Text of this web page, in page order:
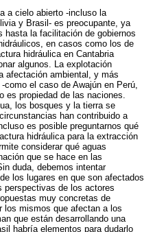
a cielo abierto -incluso la
y Brasil- es preocupante, ya
la facilitación de gobiernos
en casos como los de
hidráulica en Cantabria
algunos. La explotación
afectación ambiental, y más
el caso de Awajún en Perú,
es propiedad de las naciones.
los bosques y la tierra se
han contribuido a
es posible preguntarnos qué
hidráulica para la extracción
considerar qué aguas
que se hace en las
duda, debemos intentar
los lugares en que son afectados
perspectivas de los actores
muy concretas de
los mismos que afectan a los
que están desarrollando una
habría elementos para dudarlo